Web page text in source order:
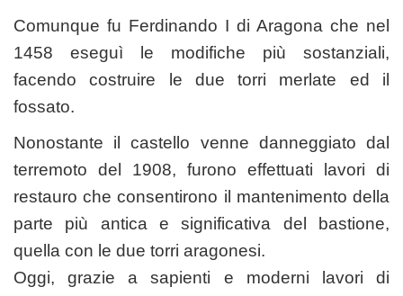
Comunque fu Ferdinando I di Aragona che nel
1458 eseguì le modifiche più sostanziali,
facendo costruire le due torri merlate ed il
fossato.
Nonostante il castello venne danneggiato dal
terremoto del 1908, furono effettuati lavori di
restauro che consentirono il mantenimento della
parte più antica e significativa del bastione,
quella con le due torri aragonesi.
Oggi, grazie a sapienti e moderni lavori di